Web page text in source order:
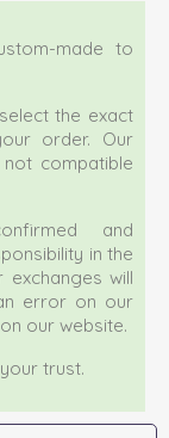
made to
the exact
order. Our
compatible
and
in the
will
error on our
our website.
trust.